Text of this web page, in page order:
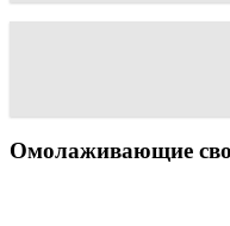
Омолаживающие